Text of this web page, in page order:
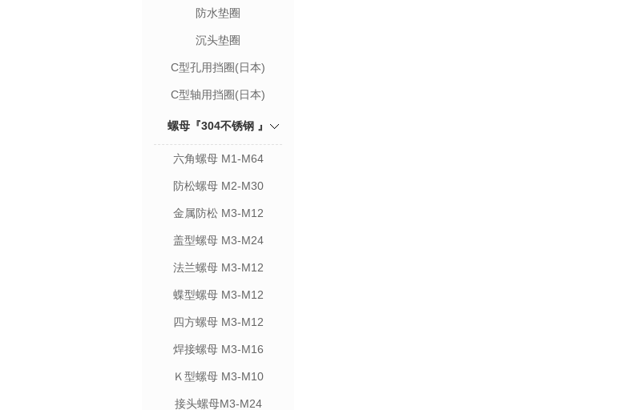
防水垫圈
沉头垫圈
C型孔用挡圈(日本)
C型轴用挡圈(日本)
螺母『304不锈钢 』
六角螺母 M1-M64
防松螺母 M2-M30
金属防松 M3-M12
盖型螺母 M3-M24
法兰螺母 M3-M12
蝶型螺母 M3-M12
四方螺母 M3-M12
焊接螺母 M3-M16
Ｋ型螺母 M3-M10
接头螺母M3-M24